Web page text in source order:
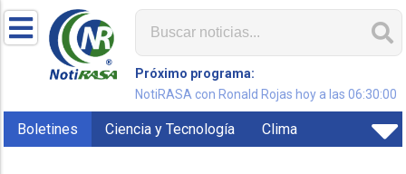
Próximo programa:
NotiRASA con Ronald Rojas hoy a las 06:30:00
Boletines Ciencia y Tecnología Clima